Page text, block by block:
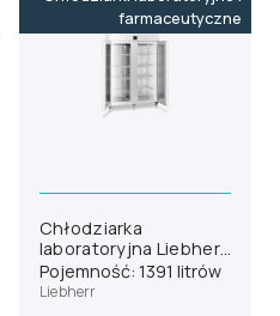
farmaceutyczne
Chłodziarka
laboratoryjna Liebherr
SRPvh 1402
Pojemność: 1391 litrów
Liebherr